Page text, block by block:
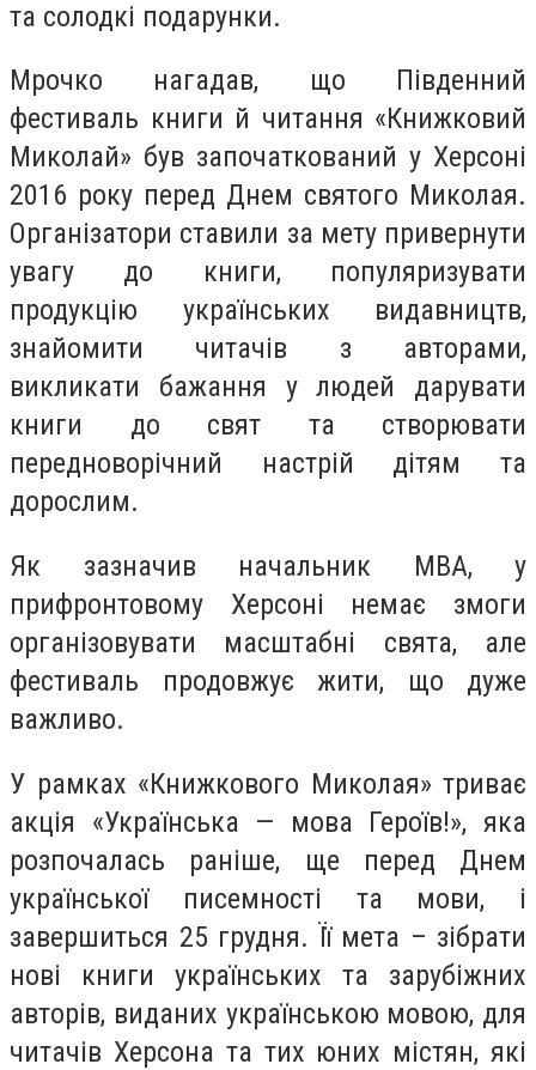
та солодкі подарунки.
Мрочко нагадав, що Південний
фестиваль книги й читання «Книжковий
Миколай» був започаткований у Херсоні
2016 року перед Днем святого Миколая.
Організатори ставили за мету привернути
увагу до книги, популяризувати
продукцію українських видавництв,
знайомити читачів з авторами,
викликати бажання у людей дарувати
книги до свят та створювати
передноворічний настрій дітям та
дорослим.
Як зазначив начальник МВА, у
прифронтовому Херсоні немає змоги
організовувати масштабні свята, але
фестиваль продовжує жити, що дуже
важливо.
У рамках «Книжкового Миколая» триває
акція «Українська — мова Героїв!», яка
розпочалась раніше, ще перед Днем
української писемності та мови, і
завершиться 25 грудня. Її мета – зібрати
нові книги українських та зарубіжних
авторів, виданих українською мовою, для
читачів Херсона та тих юних містян, які